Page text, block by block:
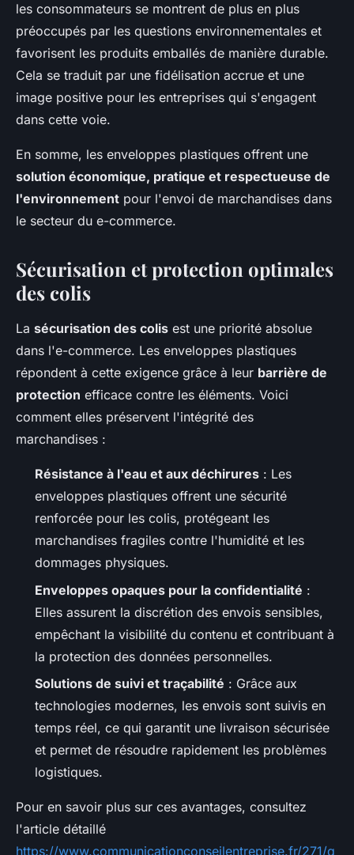
les consommateurs se montrent de plus en plus
préoccupés par les questions environnementales et
favorisent les produits emballés de manière durable.
Cela se traduit par une fidélisation accrue et une
image positive pour les entreprises qui s'engagent
dans cette voie.
En somme, les enveloppes plastiques offrent une
solution économique, pratique et respectueuse de
l'environnement pour l'envoi de marchandises dans
le secteur du e-commerce.
Sécurisation et protection optimales
des colis
La sécurisation des colis est une priorité absolue
dans l'e-commerce. Les enveloppes plastiques
répondent à cette exigence grâce à leur barrière de
protection efficace contre les éléments. Voici
comment elles préservent l'intégrité des
marchandises :
Résistance à l'eau et aux déchirures : Les
enveloppes plastiques offrent une sécurité
renforcée pour les colis, protégeant les
marchandises fragiles contre l'humidité et les
dommages physiques.
Enveloppes opaques pour la confidentialité :
Elles assurent la discrétion des envois sensibles,
empêchant la visibilité du contenu et contribuant à
la protection des données personnelles.
Solutions de suivi et traçabilité : Grâce aux
technologies modernes, les envois sont suivis en
temps réel, ce qui garantit une livraison sécurisée
et permet de résoudre rapidement les problèmes
logistiques.
Pour en savoir plus sur ces avantages, consultez
l'article détaillé
https://www.communicationconseilentreprise.fr/271/q